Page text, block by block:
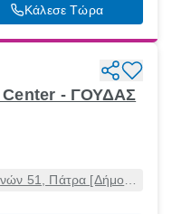
Κάλεσε Τώρα
- ΓΟΥΔΑΣ
51, Πάτρα [Δήμος],